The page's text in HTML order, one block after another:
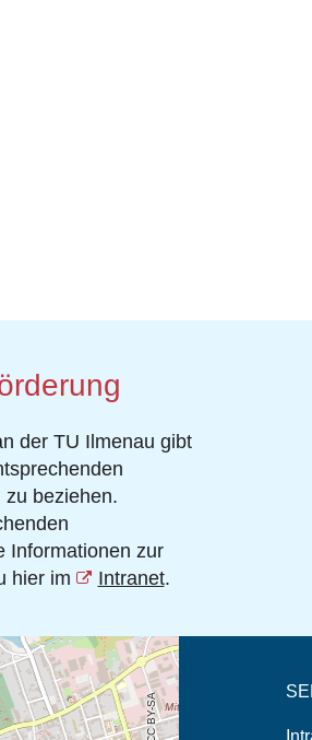
der TU Ilmenau gibt
beziehen.
Informationen zur
hier im
Intranet.
in neuem